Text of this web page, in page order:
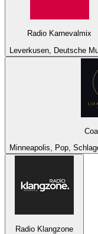
Radio Karnevalmix
Leverkusen, Deutsche
Minneapolis, Pop,
Radio Klangzone